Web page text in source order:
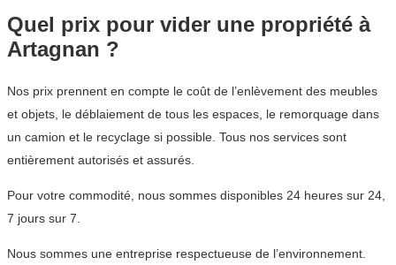
Quel prix pour vider une propriété à
Artagnan ?
Nos prix prennent en compte le coût de l’enlèvement des meubles
et objets, le déblaiement de tous les espaces, le remorquage dans
un camion et le recyclage si possible. Tous nos services sont
entièrement autorisés et assurés.
Pour votre commodité, nous sommes disponibles 24 heures sur 24,
7 jours sur 7.
Nous sommes une entreprise respectueuse de l’environnement.